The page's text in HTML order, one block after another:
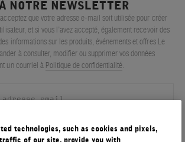
NOTRE NEWSLETTER
que votre adresse e-mail soit utilisée pour créer
et si vous l’avez accepté, également recevoir des
informations sur les produits, événements et offres Le
à consulter, modifier ou supprimer vos données
un courriel à Politique de confidentialité
S'ENREGISTRER
technologies, such as cookies and pixels,